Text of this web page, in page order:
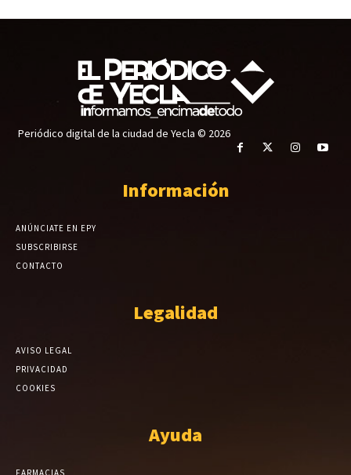
Periódico digital de la ciudad de Yecla © 2026
Información
ANÚNCIATE EN EPY
SUBSCRIBIRSE
CONTACTO
Legalidad
AVISO LEGAL
PRIVACIDAD
COOKIES
Ayuda
FARMACIAS